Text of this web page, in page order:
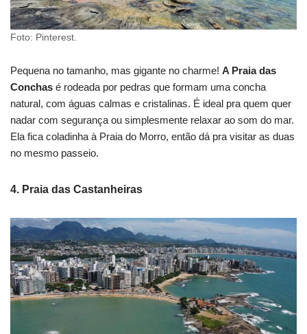
Foto: Pinterest.
Pequena no tamanho, mas gigante no charme! A Praia das
Conchas é rodeada por pedras que formam uma concha
natural, com águas calmas e cristalinas. É ideal pra quem quer
nadar com segurança ou simplesmente relaxar ao som do mar.
Ela fica coladinha à Praia do Morro, então dá pra visitar as duas
no mesmo passeio.
4. Praia das Castanheiras